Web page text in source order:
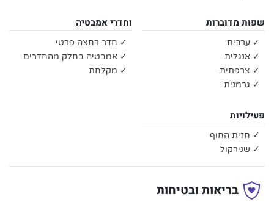
שפות מדוברות
✓ ערבית
✓ אנגלית
✓ צרפתית
✓ גרמנית
וחדרי אמבטיה
✓ חדר רחצה פרטי
✓ אמבטיה בחלק מהחדרים
✓ מקלחת
פעילויות
✓ חזית החוף
✓ שנירקול
בריאות ובטיחות